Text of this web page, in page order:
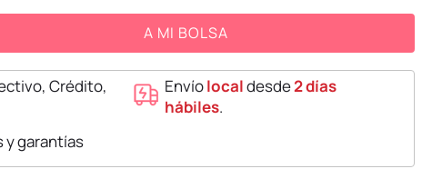
A MI BOLSA
Crédito,
Envíolocaldesde2 días
hábiles.
y garantías